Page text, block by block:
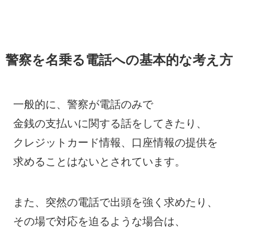
警察を名乗る電話への基本的な考え方
一般的に、警察が電話のみで
金銭の支払いに関する話をしてきたり、
クレジットカード情報、口座情報の提供を
求めることはないとされています。
また、突然の電話で出頭を強く求めたり、
その場で対応を迫るような場合は、